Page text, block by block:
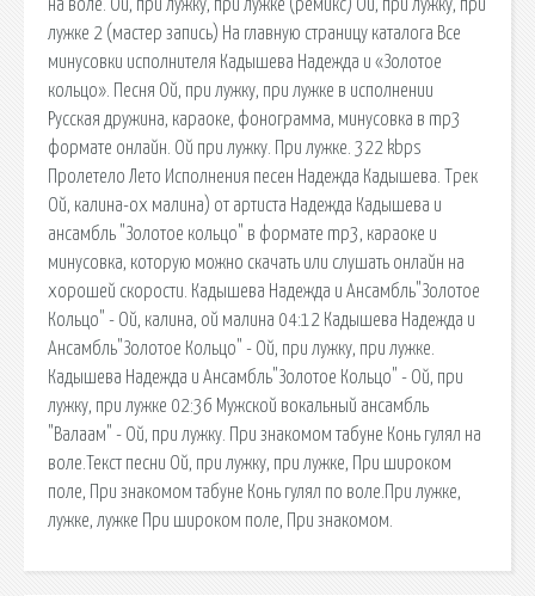
на воле. Ой, при лужку, при лужке (ремикс) Ой, при лужку, при
лужке 2 (мастер запись) На главную страницу каталога Все
минусовки исполнителя Кадышева Надежда и «Золотое
кольцо». Песня Ой, при лужку, при лужке в исполнении
Русская дружина, караоке, фонограмма, минусовка в mp3
формате онлайн. Ой при лужку. При лужке. 322 kbps
Пролетело Лето Исполнения песен Надежда Кадышева. Трек
Ой, калина-ох малина) от артиста Надежда Кадышева и
ансамбль "Золотое кольцо" в формате mp3, караоке и
минусовка, которую можно скачать или слушать онлайн на
хорошей скорости. Кадышева Надежда и Ансамбль"Золотое
Кольцо" - Ой, калина, ой малина 04:12 Кадышева Надежда и
Ансамбль"Золотое Кольцо" - Ой, при лужку, при лужке.
Кадышева Надежда и Ансамбль"Золотое Кольцо" - Ой, при
лужку, при лужке 02:36 Мужской вокальный ансамбль
"Валаам" - Ой, при лужку. При знакомом табуне Конь гулял на
воле.Текст песни Ой, при лужку, при лужке, При широком
поле, При знакомом табуне Конь гулял по воле.При лужке,
лужке, лужке При широком поле, При знакомом.